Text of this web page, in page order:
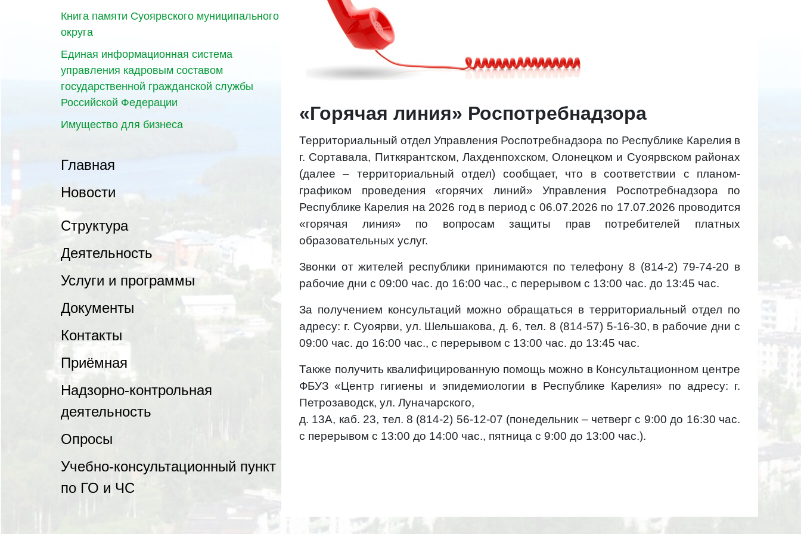
Книга памяти Суоярвского муниципального
округа
Единая информационная система
управления кадровым составом
государственной гражданской службы
Российской Федерации
Имущество для бизнеса
Главная
Новости
Структура
Деятельность
Услуги и программы
Документы
Контакты
Приёмная
Надзорно-контрольная
деятельность
Опросы
Учебно-консультационный пункт
по ГО и ЧС
«Горячая линия» Роспотребнадзора
Территориальный отдел Управления Роспотребнадзора по Республике Карелия в
г. Сортавала, Питкярантском, Лахденпохском, Олонецком и Суоярвском районах
(далее – территориальный отдел) сообщает, что в соответствии с планом-
графиком проведения «горячих линий» Управления Роспотребнадзора по
Республике Карелия на 2026 год в период с 06.07.2026 по 17.07.2026 проводится
«горячая линия» по вопросам защиты прав потребителей платных
образовательных услуг.
Звонки от жителей республики принимаются по телефону 8 (814-2) 79-74-20 в
рабочие дни с 09:00 час. до 16:00 час., с перерывом с 13:00 час. до 13:45 час.
За получением консультаций можно обращаться в территориальный отдел по
адресу: г. Суоярви, ул. Шельшакова, д. 6, тел. 8 (814-57) 5-16-30, в рабочие дни с
09:00 час. до 16:00 час., с перерывом с 13:00 час. до 13:45 час.
Также получить квалифицированную помощь можно в Консультационном центре
ФБУЗ «Центр гигиены и эпидемиологии в Республике Карелия» по адресу: г.
Петрозаводск, ул. Луначарского,
д. 13А, каб. 23, тел. 8 (814-2) 56-12-07 (понедельник – четверг с 9:00 до 16:30 час.
с перерывом с 13:00 до 14:00 час., пятница с 9:00 до 13:00 час.).